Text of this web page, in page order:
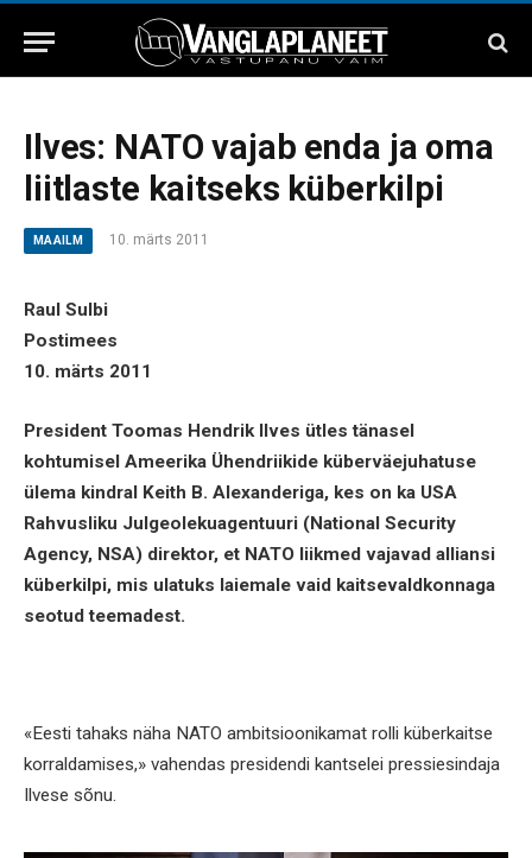
Ilves: NATO vajab enda ja oma
liitlaste kaitseks küberkilpi
MAAILM 10. märts 2011
Raul Sulbi
Postimees
10. märts 2011
President Toomas Hendrik Ilves ütles tänasel
kohtumisel Ameerika Ühendriikide küberväejuhatuse
ülema kindral Keith B. Alexanderiga, kes on ka USA
Rahvusliku Julgeolekuagentuuri (National Security
Agency, NSA) direktor, et NATO liikmed vajavad alliansi
küberkilpi, mis ulatuks laiemale vaid kaitsevaldkonnaga
seotud teemadest.
«Eesti tahaks näha NATO ambitsioonikamat rolli küberkaitse
korraldamises,» vahendas presidendi kantselei pressiesindaja
Ilvese sõnu.